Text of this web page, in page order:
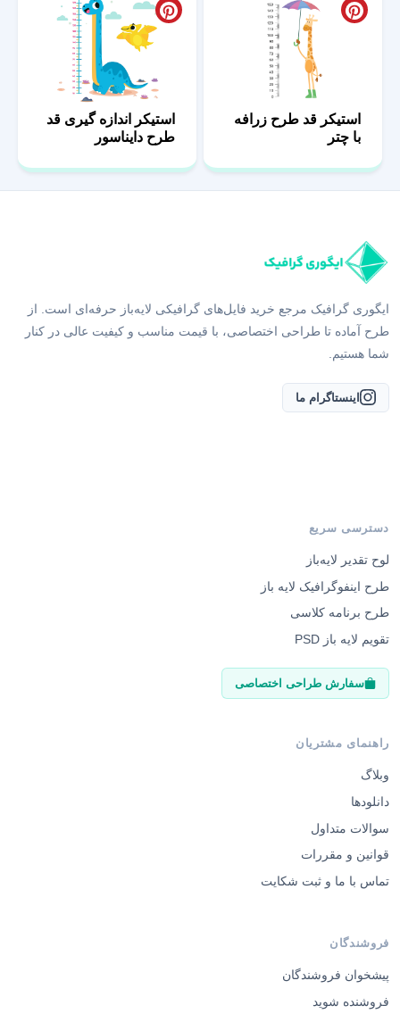
استیکر قد طرح زرافه
با چتر
استیکر اندازه گیری قد
طرح دایناسور
ایگوری گرافیک مرجع خرید فایل‌های گرافیکی لایه‌باز حرفه‌ای است. از
طرح آماده تا طراحی اختصاصی، با قیمت مناسب و کیفیت عالی در کنار
شما هستیم.
اینستاگرام ما
دسترسی سریع
لوح تقدیر لایه‌باز
طرح اینفوگرافیک لایه باز
طرح برنامه کلاسی
تقویم لایه باز PSD
سفارش طراحی اختصاصی
راهنمای مشتریان
وبلاگ
دانلودها
سوالات متداول
قوانین و مقررات
تماس با ما و ثبت شکایت
فروشندگان
پیشخوان فروشندگان
فروشنده شوید